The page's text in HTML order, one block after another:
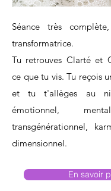
Séance très
transformatrice.
Tu retrouves Clarté et
ce que tu vis. Tu reçois
et tu t'allèges au
émotionnel,
transgénérationnel,
dimensionnel.
En savoir